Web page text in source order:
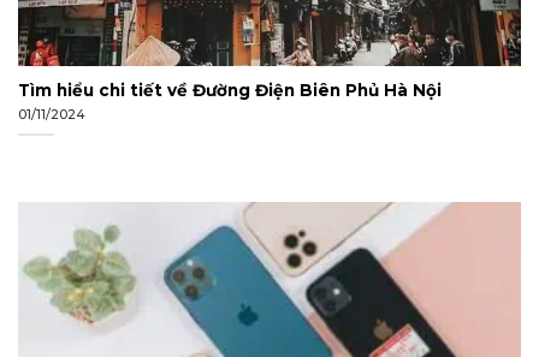
Tìm hiểu chi tiết về Đường Điện Biên Phủ Hà Nội
01/11/2024